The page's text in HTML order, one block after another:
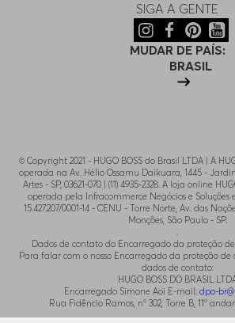
SIGA A GENTE
MUDAR DE PAÍS:
BRASIL
© Copyright 2021 - HUGO BOSS do Brasil LTDA | A
operada na Av. Hélio Ossamu Daikuara, 1445 -
Artes - SP, 03621-070 | (11) 4935-2328. A loja online
operada pela Infracommerce Negócios e Soluções
15.427.207/0001-14 - CENU - Torre Norte, Av. das
Monções, São Paulo - SP.
.
Dados de contato do Encarregado da proteção
Para falar com o nosso Encarregado da proteção de
dados de contato:
HUGO BOSS DO BRASIL
Encarregado Simone Aoi E-mail: dpo-
Rua Fidêncio Ramos, n° 302, Torre B, 11°